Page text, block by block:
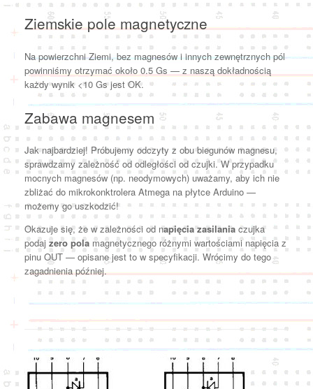
Ziemskie pole magnetyczne
Na powierzchni Ziemi, bez magnesów i innych zewnętrznych pól
powinniśmy otrzymać około 0.5 Gs — z naszą dokładnością
każdy wynik <10 Gs jest OK.
Zabawa magnesem
Jak najbardziej! Próbujemy odczyty z obu biegunów magnesu,
sprawdzamy zależność od odległości od czujki. W przypadku
mocnych magnesów (np. neodymowych) uważamy, aby ich nie
zbliżać do mikrokonktrolera Atmega na płytce Arduino —
możemy go uszkodzić!
Okazuje się, że w zależności od napięcia zasilania czujka
podaj zero pola magnetycznego różnymi wartościami napięcia z
pinu OUT — opisane jest to w specyfikacji. Wrócimy do tego
zagadnienia później.